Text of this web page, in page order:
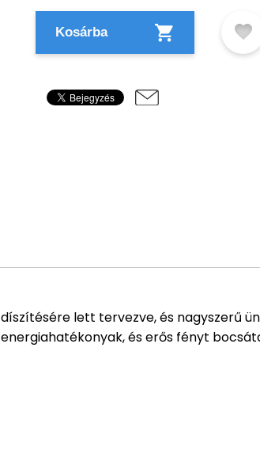
Kosárba
lett tervezve, és nagyszerű
és erős fényt